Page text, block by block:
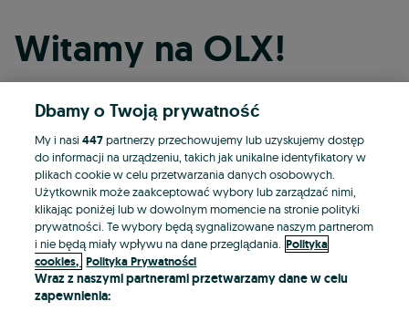
Witamy na OLX!
Kontynuuj przez Facebooka
Kontynuuj przez konto Apple
Kontynuuj przez konto Google
LUB
Dbamy o Twoją prywatność
My i nasi447partnerzy przechowujemy lub uzyskujemy dostęp
do informacji na urządzeniu, takich jak unikalne identyfikatory w
plikach cookie w celu przetwarzania danych osobowych.
Użytkownik może zaakceptować wybory lub zarządzać nimi,
klikając poniżej lub w dowolnym momencie na stronie polityki
prywatności. Te wybory będą sygnalizowane naszym partnerom
i nie będą miały wpływu na dane przeglądania. Polityka
cookies, Polityka Prywatności
Wraz z naszymi partnerami przetwarzamy dane w celu
zapewnienia: